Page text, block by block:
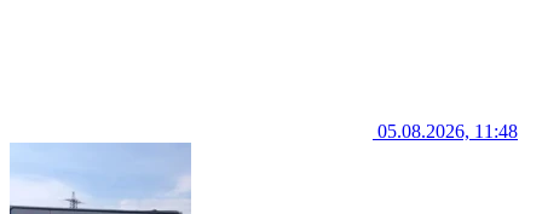
05.08.2026, 11:48